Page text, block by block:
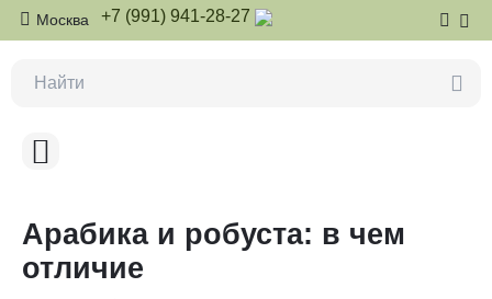
Москва +7 (991) 941-28-27
Арабика и робуста: в чем
отличие